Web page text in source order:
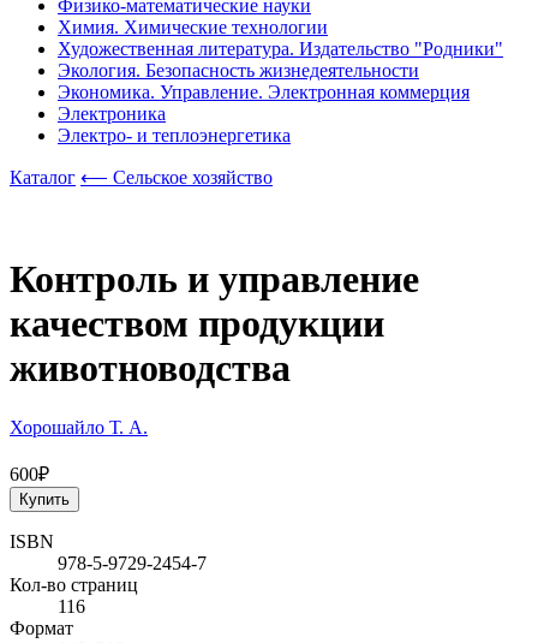
Физико-математические науки
Химия. Химические технологии
Художественная литература. Издательство "Родники"
Экология. Безопасность жизнедеятельности
Экономика. Управление. Электронная коммерция
Электроника
Электро- и теплоэнергетика
Каталог ⟵ Сельское хозяйство
Контроль и управление
качеством продукции
животноводства
Хорошайло Т. А.
600₽
Купить
ISBN
978-5-9729-2454-7
Кол-во страниц
116
Формат